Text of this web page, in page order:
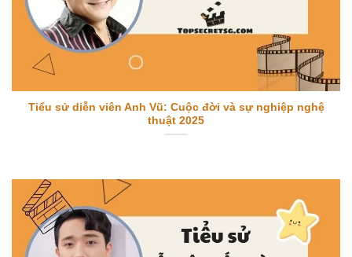
Tiểu sử diễn viên Anh Vũ: Cuộc đời và sự nghiệp nghệ
thuật 2025